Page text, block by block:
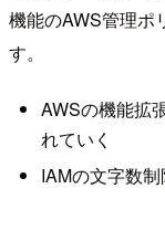
機能のAWS管理ポ
す。
AWSの機能拡
れていく
IAMの文字数